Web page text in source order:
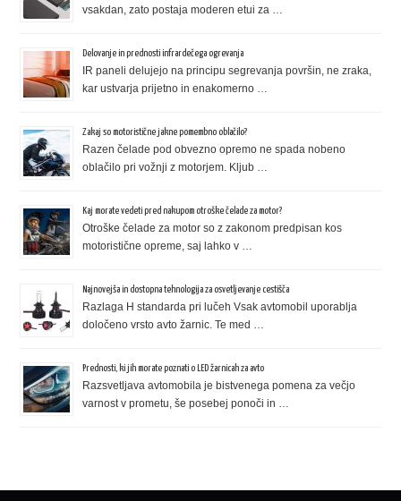
vsakdan, zato postaja moderen etui za …
Delovanje in prednosti infrardečega ogrevanja
IR paneli delujejo na principu segrevanja površin, ne zraka,
kar ustvarja prijetno in enakomerno …
Zakaj so motoristične jakne pomembno oblačilo?
Razen čelade pod obvezno opremo ne spada nobeno
oblačilo pri vožnji z motorjem. Kljub …
Kaj morate vedeti pred nakupom otroške čelade za motor?
Otroške čelade za motor so z zakonom predpisan kos
motoristične opreme, saj lahko v …
Najnovejša in dostopna tehnologija za osvetljevanje cestišča
Razlaga H standarda pri lučeh Vsak avtomobil uporablja
določeno vrsto avto žarnic. Te med …
Prednosti, ki jih morate poznati o LED žarnicah za avto
Razsvetljava avtomobila je bistvenega pomena za večjo
varnost v prometu, še posebej ponoči in …